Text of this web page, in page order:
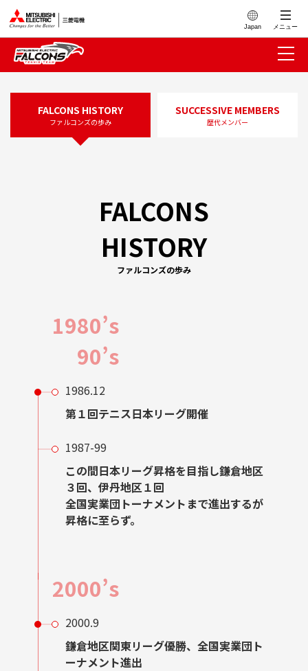
Japan メニュー
FALCONS HISTORY
ファルコンズの歩み
SUCCESSIVE MEMBERS
歴代メンバー
FALCONS
HISTORY
ファルコンズの歩み
1980’s
90’s
1986.12
第１回テニス日本リーグ開催
1987-99
この間日本リーグ昇格を目指し鎌倉地区
３回、伊丹地区１回
全国実業団トーナメントまで進出するが
昇格に至らず。
2000’s
2000.9
鎌倉地区関東リーグ優勝、全国実業団ト
ーナメント進出